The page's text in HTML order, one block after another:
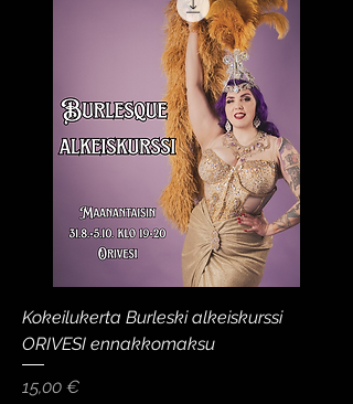
Kokeilukerta Burleski alkeiskurssi
ORIVESI ennakkomaksu
Price
15,00 €